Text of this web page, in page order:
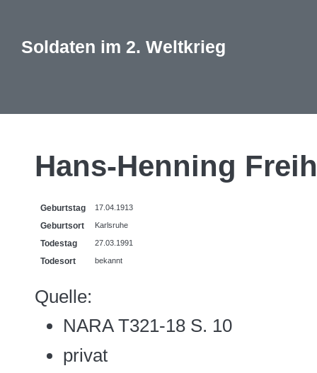
Soldaten im 2. Weltkrieg
Hans-Henning
Geburtstag 17.04.1913
Geburtsort Karlsruhe
Todestag 27.03.1991
Todesort bekannt
Quelle:
NARA T321-18 S. 10
privat